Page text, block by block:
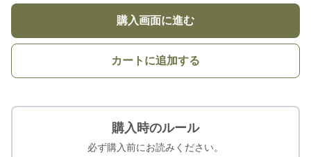
購入画面に進む
カートに追加する
購入時のルール
必ず購入前にお読みください。